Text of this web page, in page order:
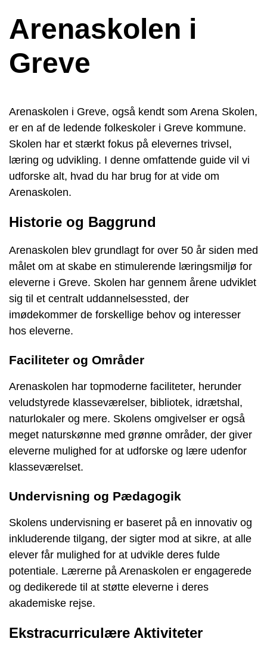
Arenaskolen i
Greve
Arenaskolen i Greve, også kendt som Arena Skolen,
er en af de ledende folkeskoler i Greve kommune.
Skolen har et stærkt fokus på elevernes trivsel,
læring og udvikling. I denne omfattende guide vil vi
udforske alt, hvad du har brug for at vide om
Arenaskolen.
Historie og Baggrund
Arenaskolen blev grundlagt for over 50 år siden med
målet om at skabe en stimulerende læringsmiljø for
eleverne i Greve. Skolen har gennem årene udviklet
sig til et centralt uddannelsessted, der
imødekommer de forskellige behov og interesser
hos eleverne.
Faciliteter og Områder
Arenaskolen har topmoderne faciliteter, herunder
veludstyrede klasseværelser, bibliotek, idrætshal,
naturlokaler og mere. Skolens omgivelser er også
meget naturskønne med grønne områder, der giver
eleverne mulighed for at udforske og lære udenfor
klasseværelset.
Undervisning og Pædagogik
Skolens undervisning er baseret på en innovativ og
inkluderende tilgang, der sigter mod at sikre, at alle
elever får mulighed for at udvikle deres fulde
potentiale. Lærerne på Arenaskolen er engagerede
og dedikerede til at støtte eleverne i deres
akademiske rejse.
Ekstracurriculære Aktiviteter